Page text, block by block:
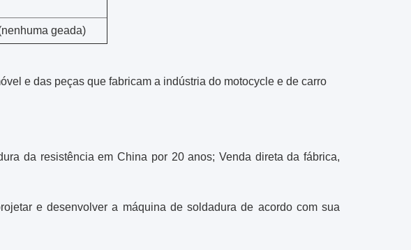
geada)
e das peças que fabricam a indústria do motocycle e de carro
da resistência em China por 20 anos; Venda direta da fábrica,
e desenvolver a máquina de soldadura de acordo com sua